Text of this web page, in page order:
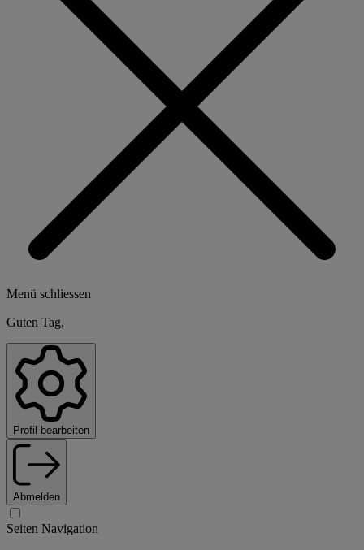
Menü schliessen
Guten Tag,
Profil bearbeiten
Abmelden
Seiten Navigation